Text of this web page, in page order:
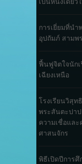
การเยี่ยมที่น
อุปถัมภ์ สามพ
ฟื้นฟูจิตใจนัก
เฉียงเหนือ
โรงเรียนวิสุท
พระสันตะปาป
ความเชื่อและ
ศาสนจักร
พิธีเปิดปีการศึ